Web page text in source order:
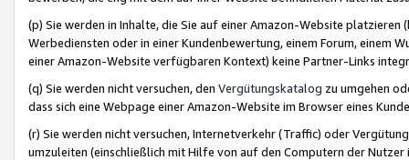
(p) Sie werden in Inhalte, die Sie auf einer Amazon-Website
Werbediensten oder in einer Kundenbewertung, einem Forum, einem
einer Amazon-Website verfügbaren Kontext) keine Partner-Links
(q) Sie werden nicht versuchen, den Vergütungskatalog zu umgehen
dass sich eine Webpage einer Amazon-Website im Browser eines
(r) Sie werden nicht versuchen, Internetverkehr (Traffic) oder
umzuleiten (einschließlich mit Hilfe von auf den Computern der